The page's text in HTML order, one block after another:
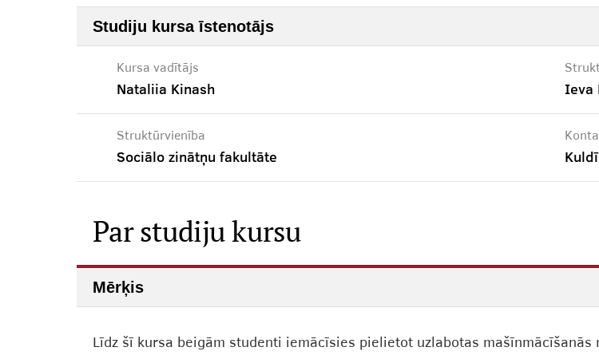
Studiju kursa īstenotājs
Kursa vadītājs
Nataliia Kinash Ieva
Struktūrvienība
Sociālo zinātņu fakultāte
Par studiju kursu
Mērķis
Līdz šī kursa beigām studenti iemācīsies pielietot uzlabotas